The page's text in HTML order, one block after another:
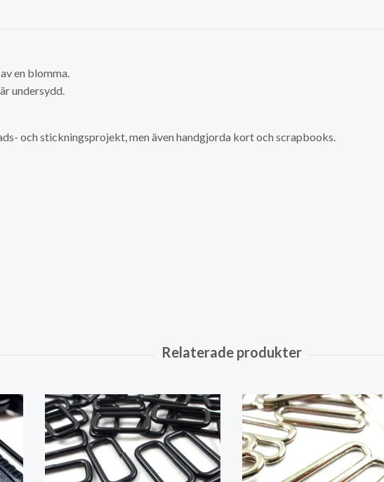
en blomma.
undersydd.
och stickningsprojekt, men även handgjorda kort och scrapbooks.